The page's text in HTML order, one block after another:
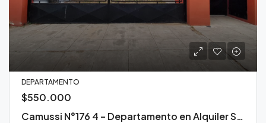
DEPARTAMENTO
$550.000
Camussi N°176 4 – Departamento en Alquiler Santa Rosa